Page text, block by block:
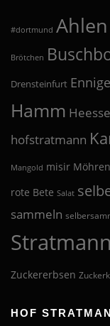
#dortmund Ahlen
Brötchen
Drensteinfurt
Hamm
hofstratmann
Mangold misir Möhren
rote Bete Salat
sammeln
Stratmann
Zuckererbsen
HOF